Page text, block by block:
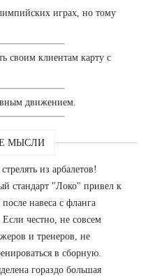
играх, но тому
своим клиентам карту с
движением.
МЫСЛИ
из арбалетов!
стандарт "Локо" привел к
навеса с фланга
честно, не совсем
и тренеров, не
в сборную.
гораздо большая